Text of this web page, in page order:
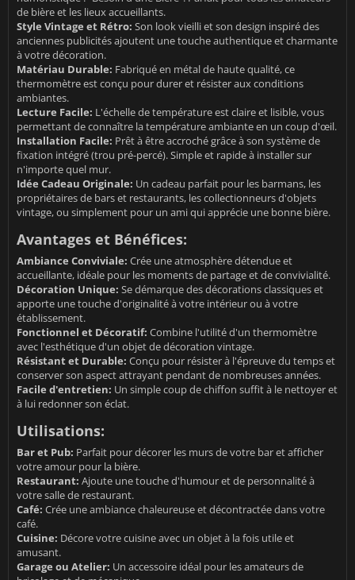
de bière et les lieux accueillants.
Style Vintage et Rétro: Son look vieilli et son design inspiré des
anciennes publicités ajoutent une touche authentique et charmante
à votre décoration.
Matériau Durable: Fabriqué en métal de haute qualité, ce
thermomètre est conçu pour durer et résister aux conditions
ambiantes.
Lecture Facile: L'échelle de température est claire et lisible, vous
permettant de connaître la température ambiante en un coup d'œil.
Installation Facile: Prêt à être accroché grâce à son système de
fixation intégré (trou pré-percé). Simple et rapide à installer sur
n'importe quel mur.
Idée Cadeau Originale: Un cadeau parfait pour les barmans, les
propriétaires de bars et restaurants, les collectionneurs d'objets
vintage, ou simplement pour un ami qui apprécie une bonne bière.
Avantages et Bénéfices:
Ambiance Conviviale: Crée une atmosphère détendue et
accueillante, idéale pour les moments de partage et de convivialité.
Décoration Unique: Se démarque des décorations classiques et
apporte une touche d'originalité à votre intérieur ou à votre
établissement.
Fonctionnel et Décoratif: Combine l'utilité d'un thermomètre
avec l'esthétique d'un objet de décoration vintage.
Résistant et Durable: Conçu pour résister à l'épreuve du temps et
conserver son aspect attrayant pendant de nombreuses années.
Facile d'entretien: Un simple coup de chiffon suffit à le nettoyer et
à lui redonner son éclat.
Utilisations:
Bar et Pub: Parfait pour décorer les murs de votre bar et afficher
votre amour pour la bière.
Restaurant: Ajoute une touche d'humour et de personnalité à
votre salle de restaurant.
Café: Crée une ambiance chaleureuse et décontractée dans votre
café.
Cuisine: Décore votre cuisine avec un objet à la fois utile et
amusant.
Garage ou Atelier: Un accessoire idéal pour les amateurs de